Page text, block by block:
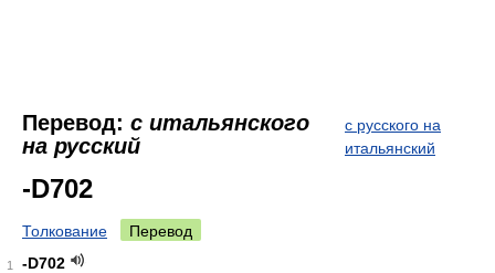
Перевод: с итальянского
на русский
с русского на
итальянский
-D702
Толкование Перевод
1
-D702